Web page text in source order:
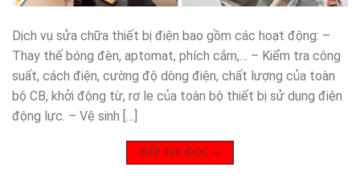
Dịch vụ sửa chữa thiết bị điện bao gồm các hoạt động: –
Thay thế bóng đèn, aptomat, phích cắm,… – Kiểm tra công
suất, cách điện, cường độ dòng điện, chất lượng của toàn
bộ CB, khởi động từ, rơ le của toàn bộ thiết bị sử dụng điện
động lực. – Vệ sinh […]
TIẾP TỤC ĐỌC →